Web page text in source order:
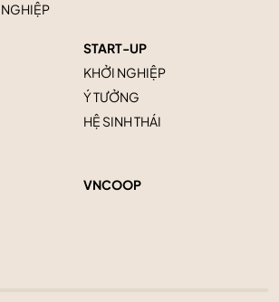
START-UP
KHỞI NGHIỆP
Ý TƯỞNG
HỆ SINH THÁI
VNCOOP